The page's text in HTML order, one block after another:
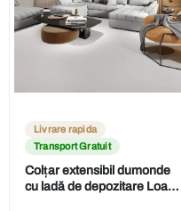
Livrare rapida
Transport Gratuit
Colțar extensibil dumonde
cu ladă de depozitare Loana